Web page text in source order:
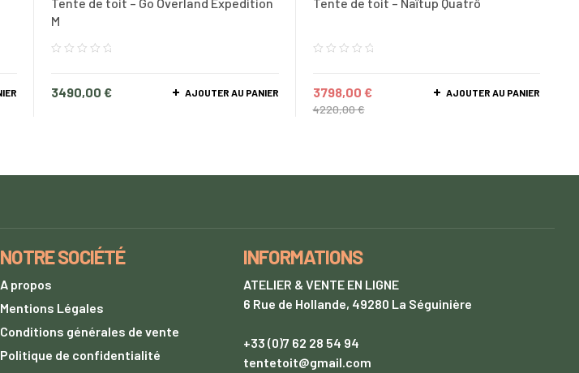
M
3490,00 € AJOUTER AU PANIER
4220,00€
3798,00 € AJOUTER AU PANIER
NOTRE SOCIÉTÉ
A propos
Mentions Légales
Conditions générales de vente
Politique de confidentialité
INFORMATIONS
ATELIER & VENTE EN LIGNE
6 Rue de Hollande, 49280 La Séguinière
+33 (0)7 62 28 54 94
tentetoit@gmail.com